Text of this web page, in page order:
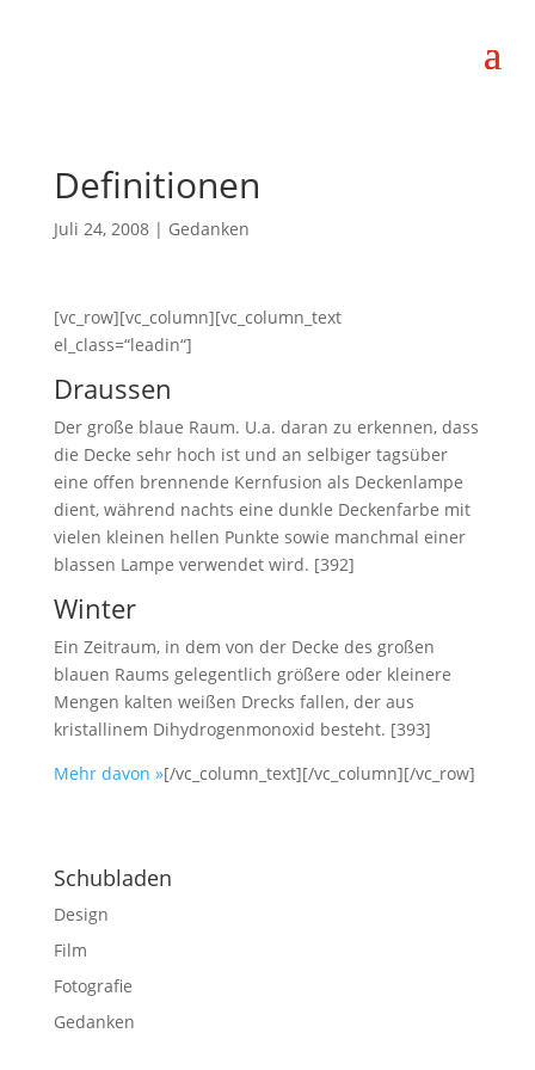
Definitionen
Juli 24, 2008| Gedanken
[vc_row][vc_column][vc_column_text
el_class=“leadin“]
Draussen
Der große blaue Raum. U.a. daran zu erkennen, dass
die Decke sehr hoch ist und an selbiger tagsüber
eine offen brennende Kernfusion als Deckenlampe
dient, während nachts eine dunkle Deckenfarbe mit
vielen kleinen hellen Punkte sowie manchmal einer
blassen Lampe verwendet wird. [392]
Winter
Ein Zeitraum, in dem von der Decke des großen
blauen Raums gelegentlich größere oder kleinere
Mengen kalten weißen Drecks fallen, der aus
kristallinem Dihydrogenmonoxid besteht. [393]
Mehr davon »[/vc_column_text][/vc_column][/vc_row]
Schubladen
Design
Film
Fotografie
Gedanken